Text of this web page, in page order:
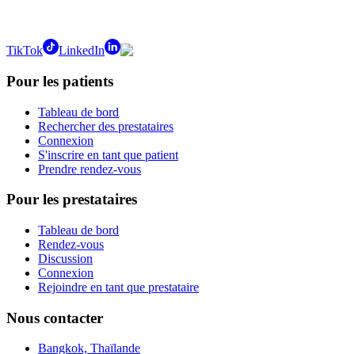
TikTok LinkedIn
Pour les patients
Tableau de bord
Rechercher des prestataires
Connexion
S'inscrire en tant que patient
Prendre rendez-vous
Pour les prestataires
Tableau de bord
Rendez-vous
Discussion
Connexion
Rejoindre en tant que prestataire
Nous contacter
Bangkok, Thaïlande